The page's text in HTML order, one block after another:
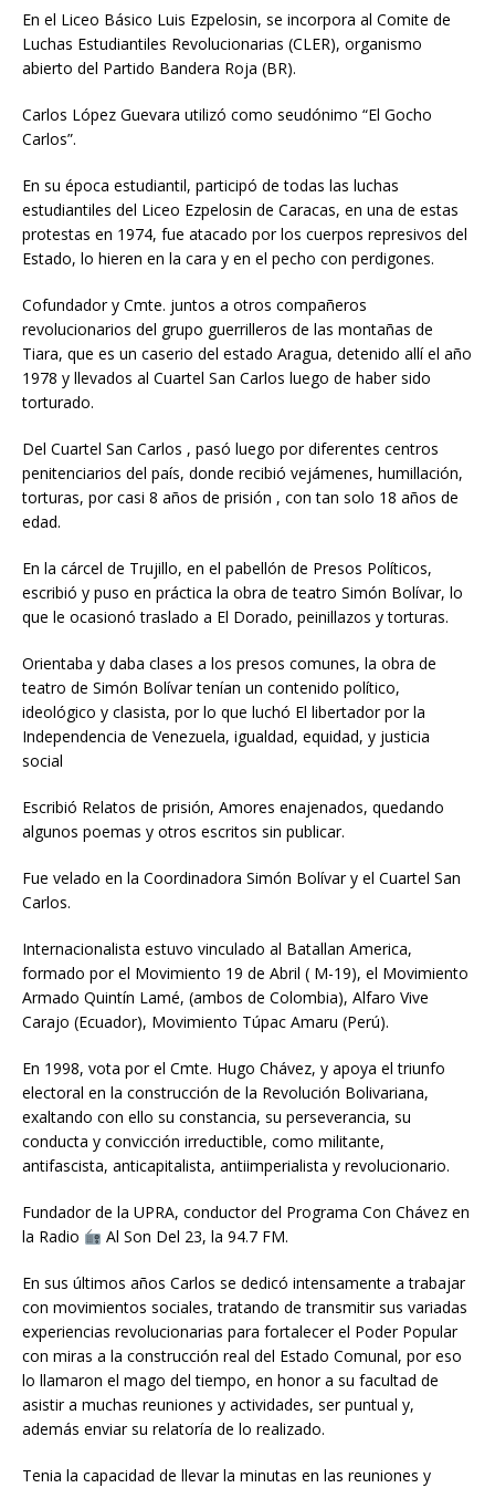
En el Liceo Básico Luis Ezpelosin, se incorpora al Comite de
Luchas Estudiantiles Revolucionarias (CLER), organismo
abierto del Partido Bandera Roja (BR).
Carlos López Guevara utilizó como seudónimo “El Gocho
Carlos”.
En su época estudiantil, participó de todas las luchas
estudiantiles del Liceo Ezpelosin de Caracas, en una de estas
protestas en 1974, fue atacado por los cuerpos represivos del
Estado, lo hieren en la cara y en el pecho con perdigones.
Cofundador y Cmte. juntos a otros compañeros
revolucionarios del grupo guerrilleros de las montañas de
Tiara, que es un caserio del estado Aragua, detenido allí el año
1978 y llevados al Cuartel San Carlos luego de haber sido
torturado.
Del Cuartel San Carlos , pasó luego por diferentes centros
penitenciarios del país, donde recibió vejámenes, humillación,
torturas, por casi 8 años de prisión , con tan solo 18 años de
edad.
En la cárcel de Trujillo, en el pabellón de Presos Políticos,
escribió y puso en práctica la obra de teatro Simón Bolívar, lo
que le ocasionó traslado a El Dorado, peinillazos y torturas.
Orientaba y daba clases a los presos comunes, la obra de
teatro de Simón Bolívar tenían un contenido político,
ideológico y clasista, por lo que luchó El libertador por la
Independencia de Venezuela, igualdad, equidad, y justicia
social
Escribió Relatos de prisión, Amores enajenados, quedando
algunos poemas y otros escritos sin publicar.
Fue velado en la Coordinadora Simón Bolívar y el Cuartel San
Carlos.
Internacionalista estuvo vinculado al Batallan America,
formado por el Movimiento 19 de Abril ( M-19), el Movimiento
Armado Quintín Lamé, (ambos de Colombia), Alfaro Vive
Carajo (Ecuador), Movimiento Túpac Amaru (Perú).
En 1998, vota por el Cmte. Hugo Chávez, y apoya el triunfo
electoral en la construcción de la Revolución Bolivariana,
exaltando con ello su constancia, su perseverancia, su
conducta y convicción irreductible, como militante,
antifascista, anticapitalista, antiimperialista y revolucionario.
Fundador de la UPRA, conductor del Programa Con Chávez en
la Radio
Al Son Del 23, la 94.7 FM.
En sus últimos años Carlos se dedicó intensamente a trabajar
con movimientos sociales, tratando de transmitir sus variadas
experiencias revolucionarias para fortalecer el Poder Popular
con miras a la construcción real del Estado Comunal, por eso
lo llamaron el mago del tiempo, en honor a su facultad de
asistir a muchas reuniones y actividades, ser puntual y,
además enviar su relatoría de lo realizado.
Tenia la capacidad de llevar la minutas en las reuniones y